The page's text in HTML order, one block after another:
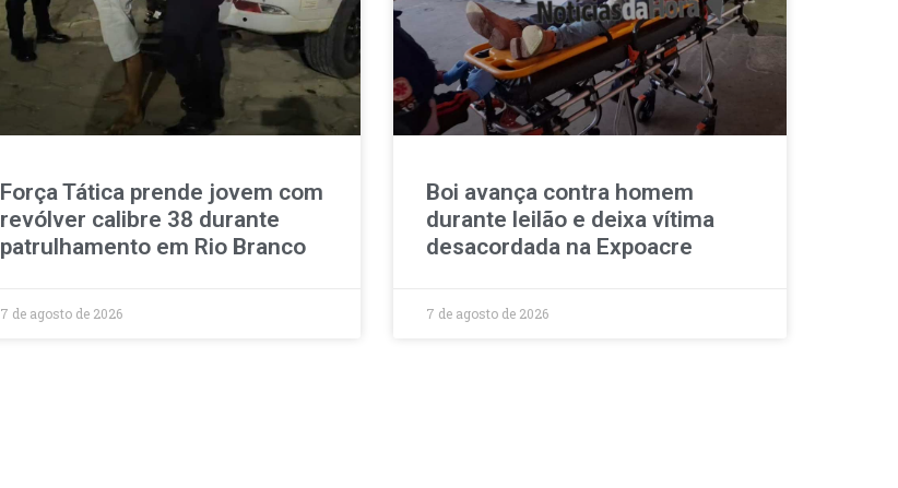
Força Tática prende jovem com
revólver calibre 38 durante
patrulhamento em Rio Branco
7 de agosto de 2026
Boi avança contra homem
durante leilão e deixa vítima
desacordada na Expoacre
7 de agosto de 2026